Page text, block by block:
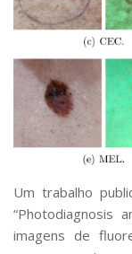
Um trabalho
“Photodiagnosis
imagens de